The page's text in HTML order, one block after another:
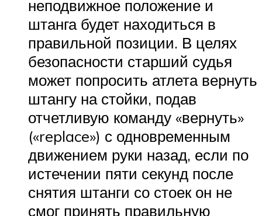
неподвижное положение и
штанга будет находиться в
правильной позиции. В целях
безопасности старший судья
может попросить атлета вернуть
штангу на стойки, подав
отчетливую команду «вернуть»
(«replace») с одновременным
движением руки назад, если по
истечении пяти секунд после
снятия штанги со стоек он не
смог принять правильную